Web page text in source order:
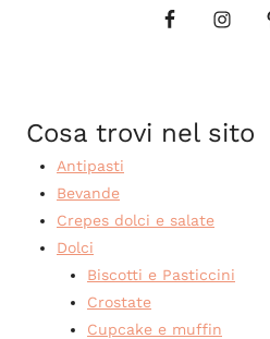
Cosa trovi nel sito
Antipasti
Bevande
Crepes dolci e salate
Dolci
Biscotti e Pasticcini
Crostate
Cupcake e muffin